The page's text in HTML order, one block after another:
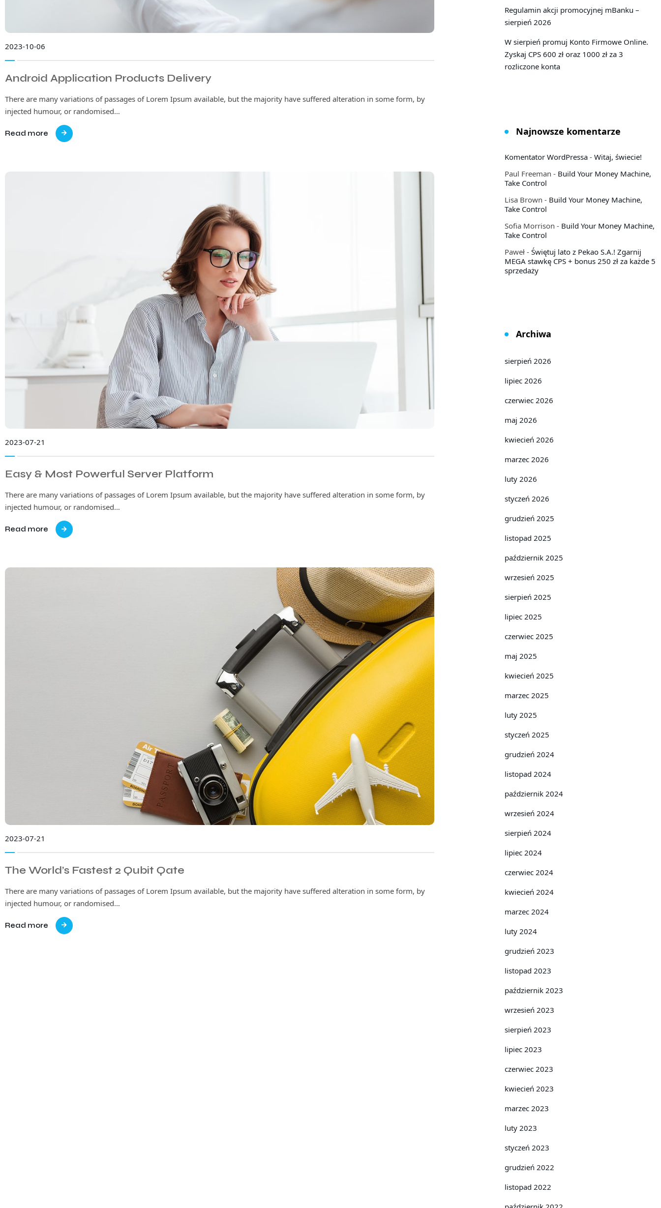
2023-10-06
Android Application Products Delivery
There are many variations of passages of Lorem Ipsum available, but the majority have suffered alteration in some form, by
injected humour, or randomised…
Read more
2023-07-21
Easy & Most Powerful Server Platform
There are many variations of passages of Lorem Ipsum available, but the majority have suffered alteration in some form, by
injected humour, or randomised…
Read more
2023-07-21
The World’s Fastest 2 Qubit Qate
There are many variations of passages of Lorem Ipsum available, but the majority have suffered alteration in some form, by
injected humour, or randomised…
Read more
Regulamin akcji promocyjnej mBanku –
sierpień 2026
W sierpień promuj Konto Firmowe Online.
Zyskaj CPS 600 zł oraz 1000 zł za 3
rozliczone konta
Najnowsze komentarze
Komentator WordPressa- Witaj, świecie!
Paul Freeman - Build Your Money Machine,
Take Control
Lisa Brown - Build Your Money Machine,
Take Control
Sofia Morrison - Build Your Money Machine,
Take Control
Paweł- Świętuj lato z Pekao S.A.! Zgarnij
MEGA stawkę CPS + bonus 250 zł za każde 5
sprzedaży
Archiwa
sierpień 2026
lipiec 2026
czerwiec 2026
maj 2026
kwiecień 2026
marzec 2026
luty 2026
styczeń 2026
grudzień 2025
listopad 2025
październik 2025
wrzesień 2025
sierpień 2025
lipiec 2025
czerwiec 2025
maj 2025
kwiecień 2025
marzec 2025
luty 2025
styczeń 2025
grudzień 2024
listopad 2024
październik 2024
wrzesień 2024
sierpień 2024
lipiec 2024
czerwiec 2024
kwiecień 2024
marzec 2024
luty 2024
grudzień 2023
listopad 2023
październik 2023
wrzesień 2023
sierpień 2023
lipiec 2023
czerwiec 2023
kwiecień 2023
marzec 2023
luty 2023
styczeń 2023
grudzień 2022
listopad 2022